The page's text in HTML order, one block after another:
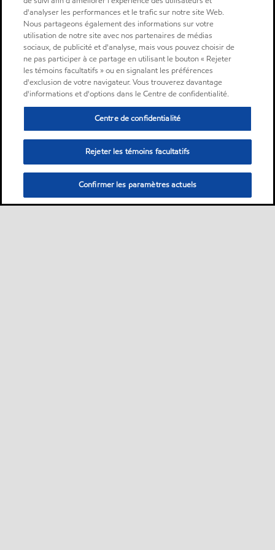
d'analyser les performances et le trafic sur notre site Web.
Nous partageons également des informations sur votre
utilisation de notre site avec nos partenaires de médias
sociaux, de publicité et d'analyse, mais vous pouvez choisir de
ne pas participer à ce partage en utilisant le bouton « Rejeter
les témoins facultatifs » ou en signalant les préférences
d'exclusion de votre navigateur. Vous trouverez davantage
d'informations et d'options dans le Centre de confidentialité.
Centre de confidentialité
Rejeter les témoins facultatifs
Confirmer les paramètres actuels